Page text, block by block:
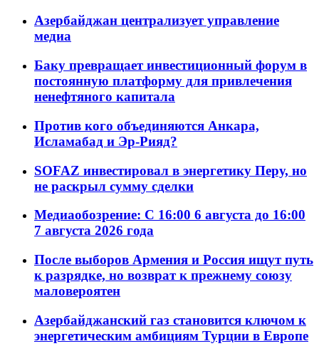
Азербайджан централизует управление
медиа
Баку превращает инвестиционный форум в
постоянную платформу для привлечения
ненефтяного капитала
Против кого объединяются Анкара,
Исламабад и Эр-Рияд?
SOFAZ инвестировал в энергетику Перу, но
не раскрыл сумму сделки
Медиаобозрение: С 16:00 6 августа до 16:00
7 августа 2026 года
После выборов Армения и Россия ищут путь
к разрядке, но возврат к прежнему союзу
маловероятен
Азербайджанский газ становится ключом к
энергетическим амбициям Турции в Европе